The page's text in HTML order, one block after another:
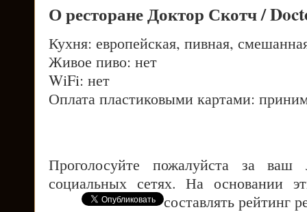
О ресторане Доктор Скотч /
Кухня: европейская, пивная,
Живое пиво: нет
WiFi: нет
Оплата пластиковыми картами:
Проголосуйте пожалуйста за
социальных сетях. На основании
составлять рейтинг